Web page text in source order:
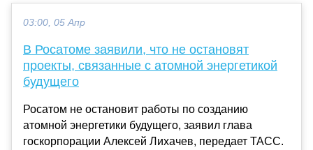
03:00, 05 Апр
В Росатоме заявили, что не остановят
проекты, связанные с атомной энергетикой
будущего
Росатом не остановит работы по созданию
атомной энергетики будущего, заявил глава
госкорпорации Алексей Лихачев, передает ТАСС.